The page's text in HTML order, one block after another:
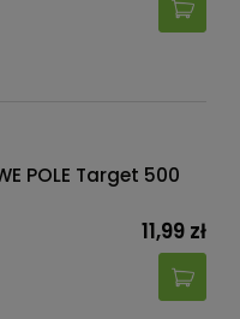
POLE Target 500
11,99 zł